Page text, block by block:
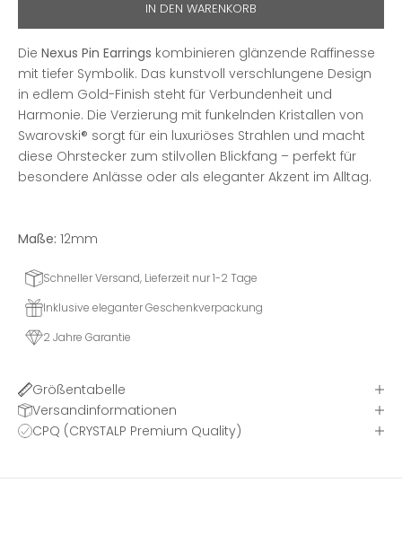
IN DEN WARENKORB
Die Nexus Pin Earrings kombinieren glänzende Raffinesse
mit tiefer Symbolik. Das kunstvoll verschlungene Design
in edlem Gold-Finish steht für Verbundenheit und
Harmonie. Die Verzierung mit funkelnden Kristallen von
Swarovski® sorgt für ein luxuriöses Strahlen und macht
diese Ohrstecker zum stilvollen Blickfang – perfekt für
besondere Anlässe oder als eleganter Akzent im Alltag.
Maße: 12mm
Schneller Versand, Lieferzeit nur 1-2 Tage
Inklusive eleganter Geschenkverpackung
2 Jahre Garantie
Größentabelle
Versandinformationen
CPQ (CRYSTALP Premium Quality)